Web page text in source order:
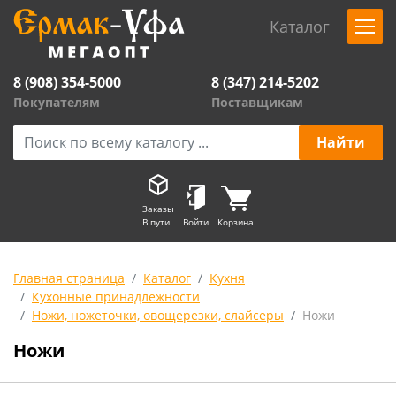
Каталог
8 (908) 354-5000
Покупателям
8 (347) 214-5202
Поставщикам
Заказы
В пути
Войти Корзина
Главная страница Каталог
Кухня
Кухонные принадлежности
Ножи, ножеточки, овощерезки, слайсеры
Ножи
Ножи